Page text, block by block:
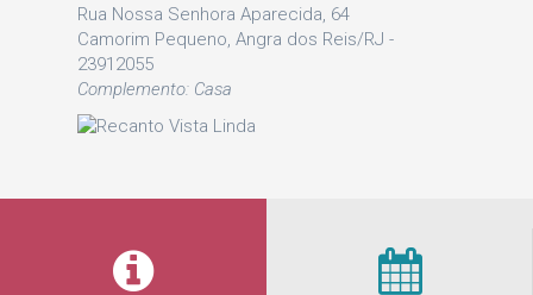
Rua Nossa Senhora Aparecida, 64
Camorim Pequeno, Angra dos Reis/RJ -
23912055
Complemento: Casa